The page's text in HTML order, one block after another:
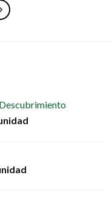
Descubrimiento